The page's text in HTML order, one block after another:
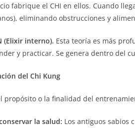
fabrique el CHI en ellos. Cuando
eliminando obstrucciones y
(Elixir interno). Esta teoría es más
y practicar. Se genera dentro del
del Chi Kung
propósito o la finalidad del
la salud: Los antiguos sabios